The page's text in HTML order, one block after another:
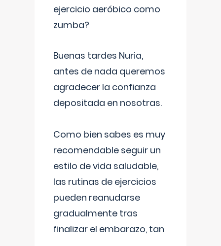
ejercicio aeróbico como
zumba?
Buenas tardes Nuria,
antes de nada queremos
agradecer la confianza
depositada en nosotras.
Como bien sabes es muy
recomendable seguir un
estilo de vida saludable,
las rutinas de ejercicios
pueden reanudarse
gradualmente tras
finalizar el embarazo, tan